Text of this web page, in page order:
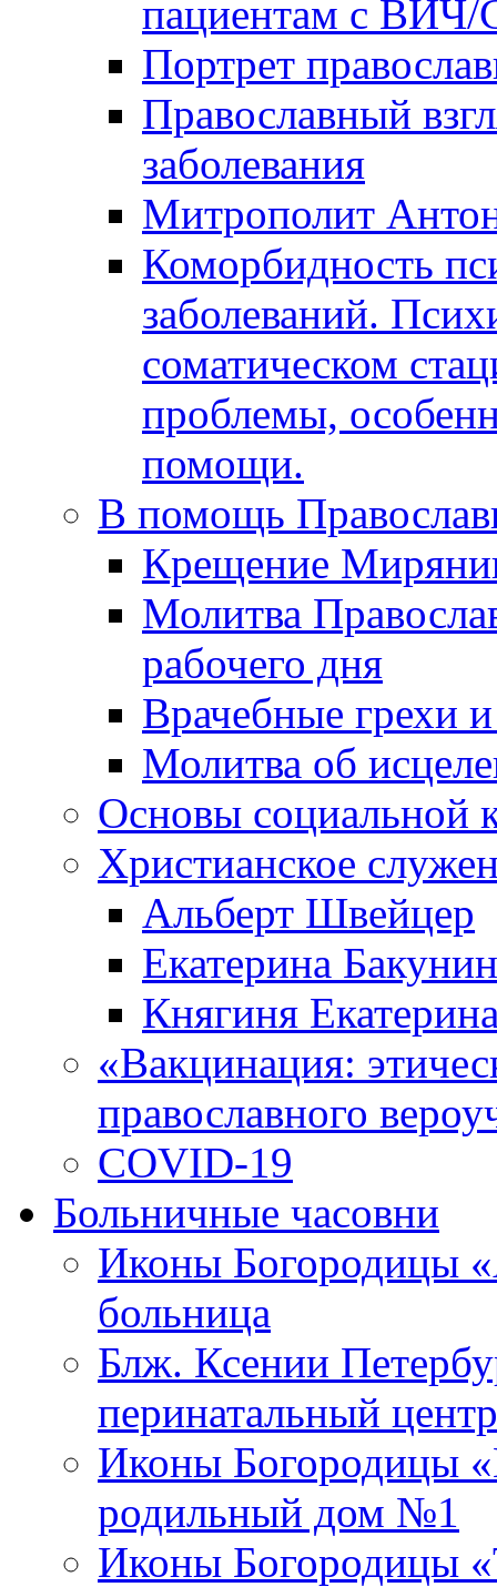
пациентам с
Портрет
Православный
заболевания
Митрополит
Коморбидность
заболеваний.
соматическом
проблемы,
помощи.
В помощь
Крещение
Молитва
рабочего дня
Врачебные грехи
Молитва об
Основы социальной
Христианское
Альберт Швейцер
Екатерина
Княгиня
«Вакцинация:
православного
COVID-19
Больничные часовни
Иконы Богородицы
больница
Блж. Ксении
перинатальный центр
Иконы Богородицы
родильный дом №1
Иконы Богородицы